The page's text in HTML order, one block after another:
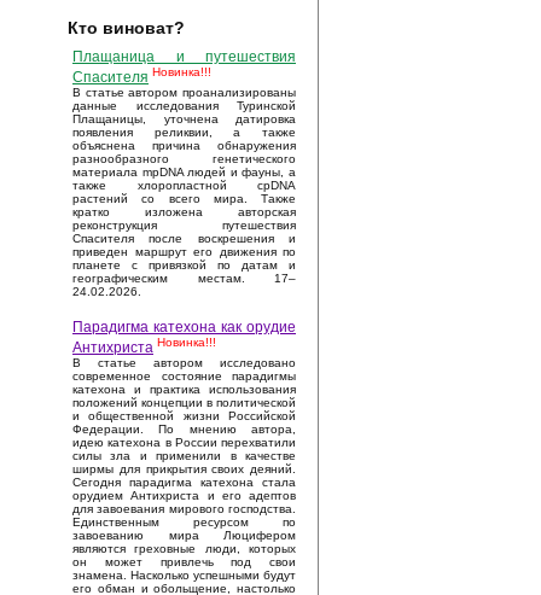
Кто виноват?
Плащаница и путешествия
Спасителя Новинка!!!
В статье автором проанализированы
данные исследования Туринской
Плащаницы, уточнена датировка
появления реликвии, а также
объяснена причина обнаружения
разнообразного генетического
материала mpDNA людей и фауны, а
также хлоропластной cpDNA
растений со всего мира. Также
кратко изложена авторская
реконструкция путешествия
Спасителя после воскрешения и
приведен маршрут его движения по
планете с привязкой по датам и
географическим местам. 17–
24.02.2026.
Парадигма катехона как орудие
Антихриста Новинка!!!
В статье автором исследовано
современное состояние парадигмы
катехона и практика использования
положений концепции в политической
и общественной жизни Российской
Федерации. По мнению автора,
идею катехона в России перехватили
силы зла и применили в качестве
ширмы для прикрытия своих деяний.
Сегодня парадигма катехона стала
орудием Антихриста и его адептов
для завоевания мирового господства.
Единственным ресурсом по
завоеванию мира Люцифером
являются греховные люди, которых
он может привлечь под свои
знамена. Насколько успешными будут
его обман и обольщение, настолько